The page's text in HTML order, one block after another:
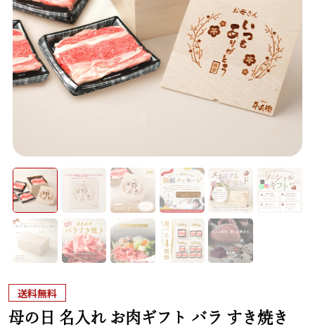
送料無料
母の日 名入れ お肉ギフト バラ すき焼き